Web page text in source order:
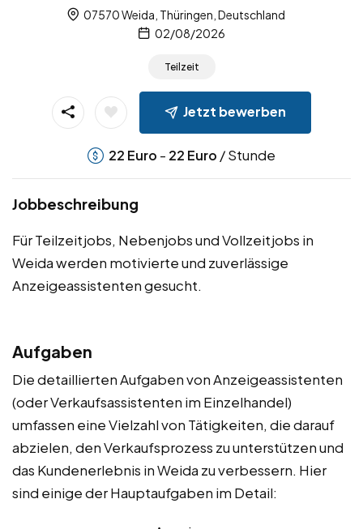
07570 Weida, Thüringen, Deutschland
02/08/2026
Teilzeit
Jetzt bewerben
22 Euro - 22 Euro / Stunde
Jobbeschreibung
Für Teilzeitjobs, Nebenjobs und Vollzeitjobs in
Weida werden motivierte und zuverlässige
Anzeigeassistenten gesucht.
Aufgaben
Die detaillierten Aufgaben von Anzeigeassistenten
(oder Verkaufsassistenten im Einzelhandel)
umfassen eine Vielzahl von Tätigkeiten, die darauf
abzielen, den Verkaufsprozess zu unterstützen und
das Kundenerlebnis in Weida zu verbessern. Hier
sind einige der Hauptaufgaben im Detail: